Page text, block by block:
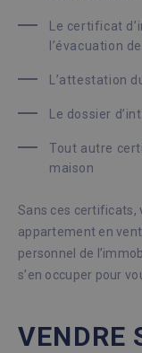
Le certificat
l’évacuation
L’attestation
Le dossier
Tout autre
maison
Sans ces certificats,
appartement en
personnel de
s’en occuper pour
VENDRE